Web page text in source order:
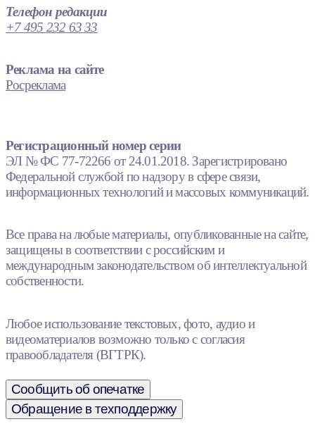
Телефон редакции
+7 495 232 63 33
Реклама на сайте
Росреклама
Регистрационный номер серии
ЭЛ № ФС 77-72266 от 24.01.2018. Зарегистрировано
Федеральной службой по надзору в сфере связи,
информационных технологий и массовых коммуникаций.
Все права на любые материалы, опубликованные на сайте,
защищены в соответствии с российским и
международным законодательством об интеллектуальной
собственности.
Любое использование текстовых, фото, аудио и
видеоматериалов возможно только с согласия
правообладателя (ВГТРК).
Сообщить об опечатке
Обращение в техподдержку